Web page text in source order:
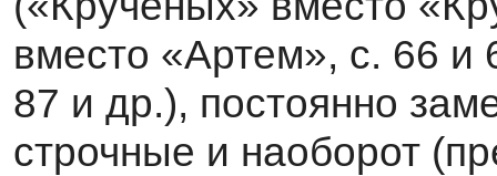
вместо «Артем», с. 66
87 и др.), постоянно
строч­ные и наоборот